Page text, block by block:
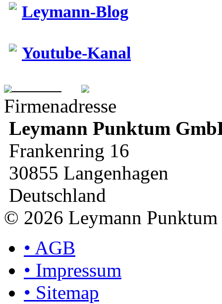
Leymann-Blog
Youtube-Kanal
Firmenadresse
Leymann Punktum
Frankenring 16
30855 Langenhagen
Deutschland
© 2026 Leymann
• AGB
• Impressum
• Sitemap